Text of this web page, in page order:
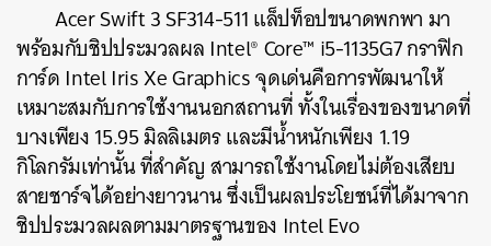
Acer Swift 3 SF314-511 แล็ปท็อปขนาดพกพา มา
พร้อมกับชิปประมวลผล Intel® Core™ i5-1135G7 กราฟิก
การ์ด Intel Iris Xe Graphics จุดเด่นคือการพัฒนาให้
เหมาะสมกับการใช้งานนอกสถานที่ ทั้งในเรื่องของขนาดที่
บางเพียง 15.95 มิลลิเมตร และมีน้ำหนักเพียง 1.19
กิโลกรัมเท่านั้น ที่สำคัญ สามารถใช้งานโดยไม่ต้องเสียบ
สายชาร์จได้อย่างยาวนาน ซึ่งเป็นผลประโยชน์ที่ได้มาจาก
ชิปประมวลผลตามมาตรฐานของ Intel Evo